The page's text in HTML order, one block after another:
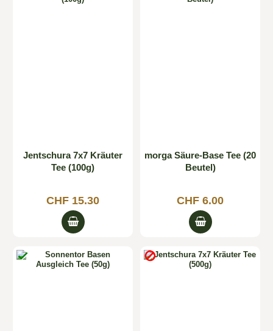
Jentschura 7x7 Kräuter
Tee (100g)
CHF 15.30
morga Säure-Base Tee (20
Beutel)
CHF 6.00
 